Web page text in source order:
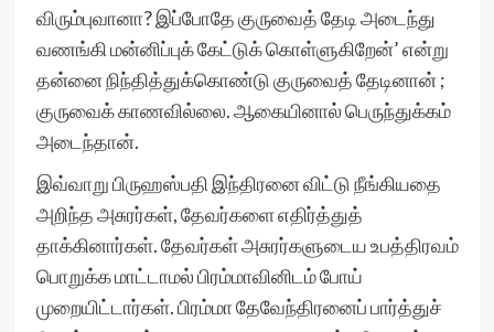
விரும்புவானா? இப்போதே குருவைத் தேடி அடைந்து
வணங்கி மன்னிப்புக் கேட்டுக் கொள்ளுகிறேன்’ என்று
தன்னை நிந்தித்துக்கொண்டு குருவைத் தேடினான் ;
குருவைக் காணவில்லை. ஆகையினால் பெருந்துக்கம்
அடைந்தான்.
இவ்வாறு பிருஹஸ்பதி இந்திரனை விட்டு நீங்கியதை
அறிந்த அசுரர்கள், தேவர்களை எதிர்த்துத்
தாக்கினார்கள். தேவர்கள் அசுரர்களுடைய உபத்திரவம்
பொறுக்க மாட்டாமல் பிரம்மாவினிடம் போய்
முறையிட்டார்கள். பிரம்மா தேவேந்திரனைப் பார்த்துச்